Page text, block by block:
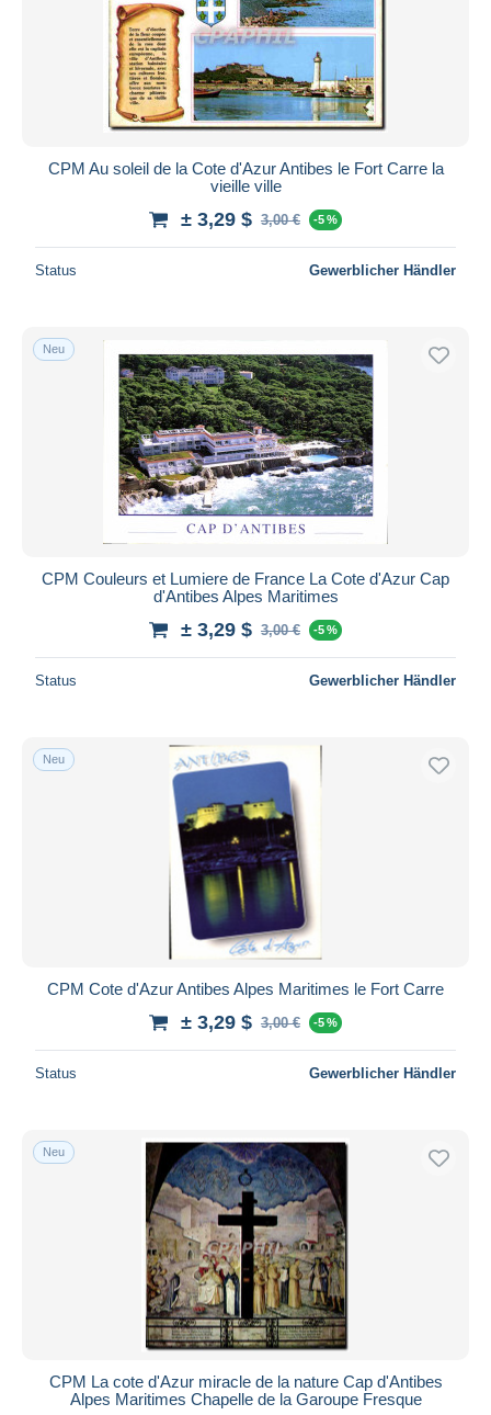
Übernehmen
CPM Au soleil de la Cote d'Azur Antibes le Fort Carre la
vieille ville
± 3,29 $ 3,00 € -5 %
Status Gewerblicher Händler
Neu
CPM Couleurs et Lumiere de France La Cote d'Azur Cap
d'Antibes Alpes Maritimes
± 3,29 $ 3,00 € -5 %
Status Gewerblicher Händler
Neu
CPM Cote d'Azur Antibes Alpes Maritimes le Fort Carre
± 3,29 $ 3,00 € -5 %
Status Gewerblicher Händler
Neu
CPM La cote d'Azur miracle de la nature Cap d'Antibes
Alpes Maritimes Chapelle de la Garoupe Fresque